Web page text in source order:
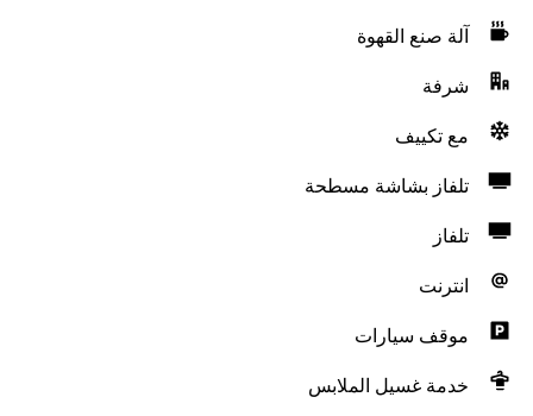
آلة صنع القهوة
شرفة
مع تكييف
تلفاز بشاشة مسطحة
تلفاز
انترنت
موقف سيارات
خدمة غسيل الملابس